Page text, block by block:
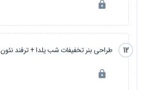
12 طراحی بنر تخفیفات شب یلدا + ترفند نئون